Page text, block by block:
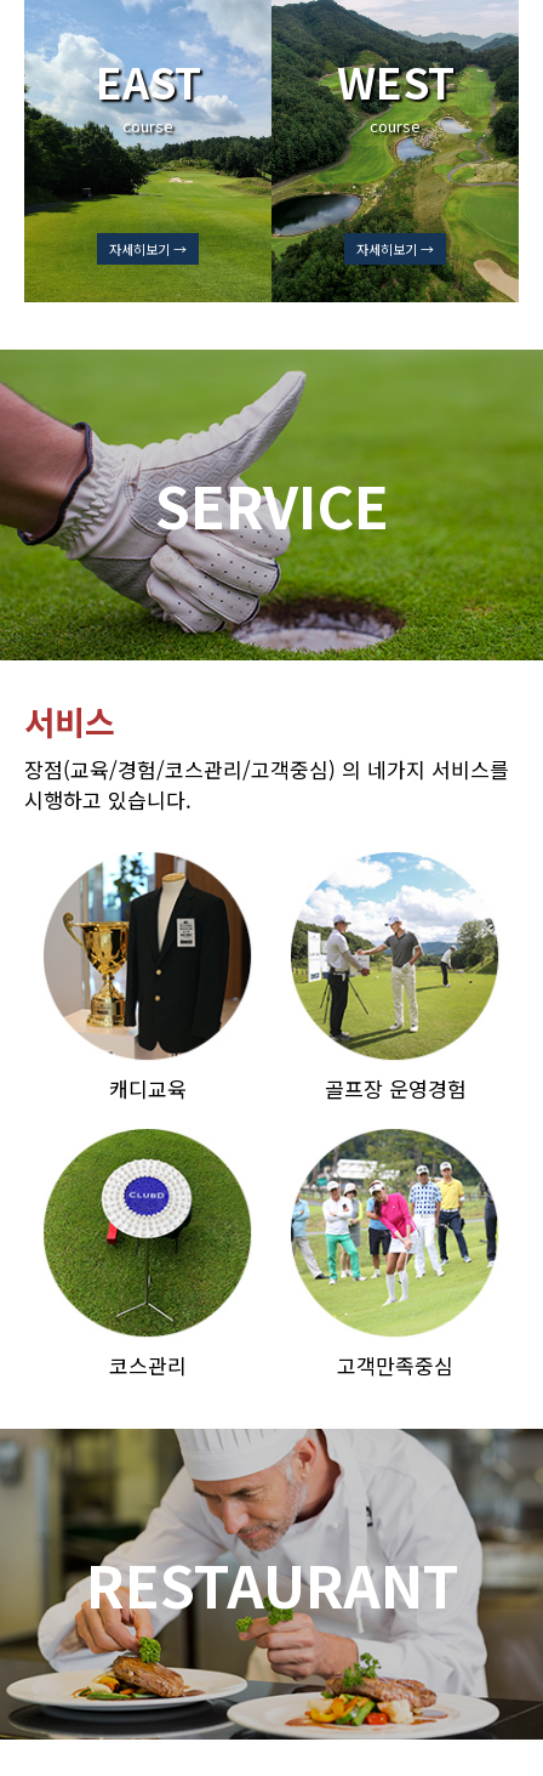
EAST
course
자세히보기 →
WEST
course
자세히보기 →
SERVICE
서비스
장점(교육/경험/코스관리/고객중심) 의 네가지 서비스를
시행하고 있습니다.
캐디교육 골프장 운영경험
코스관리 고객만족중심
RESTAURANT